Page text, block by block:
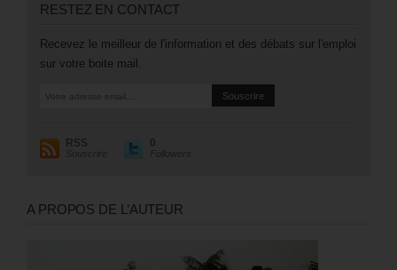
RESTEZ EN CONTACT
Recevez le meilleur de l'information et des débats sur l'emploi
sur votre boite mail.
RSS
Souscrire
0
Followers
A PROPOS DE L’AUTEUR